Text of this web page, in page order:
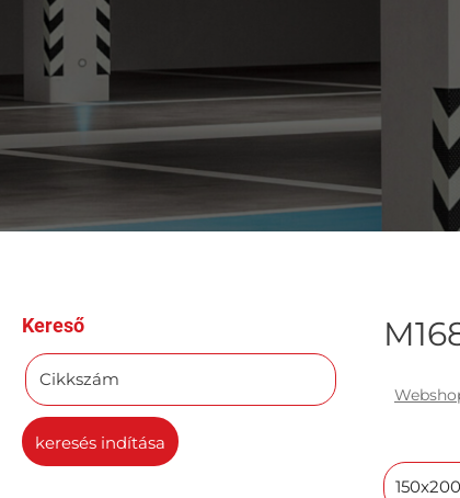
Kereső
Cikkszám
keresés indítása